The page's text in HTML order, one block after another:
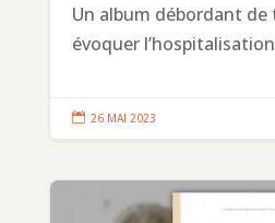
Un album débordant de
évoquer
 26 MAI 2023